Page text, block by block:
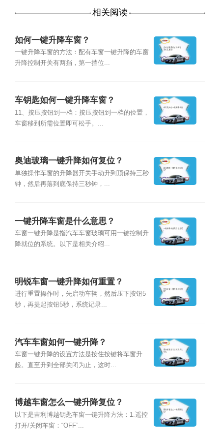
相关阅读
如何一键升降车窗？
一键升降车窗的方法：配有车窗一键升降的车窗
升降控制开关有两挡，第一挡位...
车钥匙如何一键升降车窗？
11、按压按钮到一档：按压按钮到一档的位置，
车窗移到所需位置即可松手。...
奥迪玻璃一键升降如何复位？
单独操作车窗的升降器开关手动升到顶保持三秒
钟，然后再落到底保持三秒钟，...
一键升降车窗是什么意思？
车窗一键升降是指汽车车窗玻璃可用一键控制升
降就位的系统。以下是相关介绍...
明锐车窗一键升降如何重置？
进行重置操作时，先启动车辆，然后压下按钮5
秒，再提起按钮5秒，系统记录...
汽车车窗如何一键升降？
车窗一键升降的设置方法是按住按键将车窗升
起。直至升到全部关闭为止，这时...
博越车窗怎么一键升降复位？
以下是吉利博越钥匙车窗一键升降方法：1.遥控
打开/关闭车窗：“OFF”...